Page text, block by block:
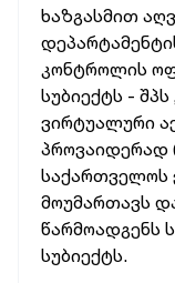
ხაზგასმით
კონტროლის
სუბიექტს -
ვირტუალური
პროვაიდერად
საქართველოს
მოუმართავს
წარმოადგენს
სუბიექტს.